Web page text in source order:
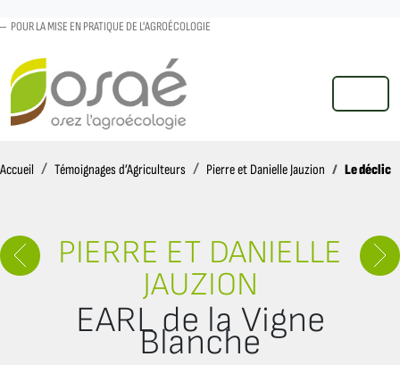
POUR LA MISE EN PRATIQUE DE L'AGROÉCOLOGIE
MENU
Accueil AccueilTémoignages d’Agriculteurs Pierre et Danielle Jauzion Le déclic
PIERRE ET DANIELLE
JAUZION
EARL de la Vigne
Blanche